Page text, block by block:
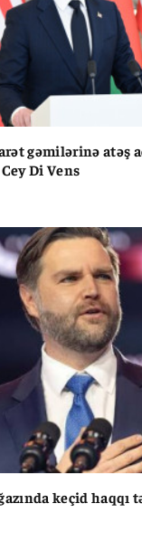
gəmilərinə atəş
Di Vens
keçid haqqı